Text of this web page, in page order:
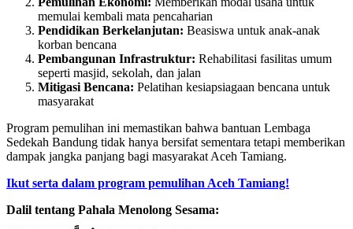
memulai kembali mata pencaharian
Pendidikan Berkelanjutan: Beasiswa untuk anak-anak
korban bencana
Pembangunan Infrastruktur: Rehabilitasi fasilitas umum
seperti masjid, sekolah, dan jalan
Mitigasi Bencana: Pelatihan kesiapsiagaan bencana untuk
masyarakat
Program pemulihan ini memastikan bahwa bantuan Lembaga
Sedekah Bandung tidak hanya bersifat sementara tetapi memberikan
dampak jangka panjang bagi masyarakat Aceh Tamiang.
Ikut serta dalam program pemulihan Aceh Tamiang!
Dalil tentang Pahala Menolong Sesama: